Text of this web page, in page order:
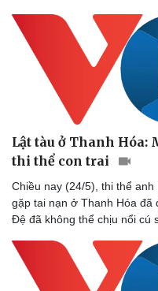
Văn hóa
Sân khấu - Điện ảnh
Văn học
Âm nhạc
Di sản
Lật tàu ở Thanh Hóa:
thi thể con trai
Chiều nay (24/5), thi thể
gặp tai nạn ở Thanh Hóa đã
Đệ đã không thể chịu nổi cú